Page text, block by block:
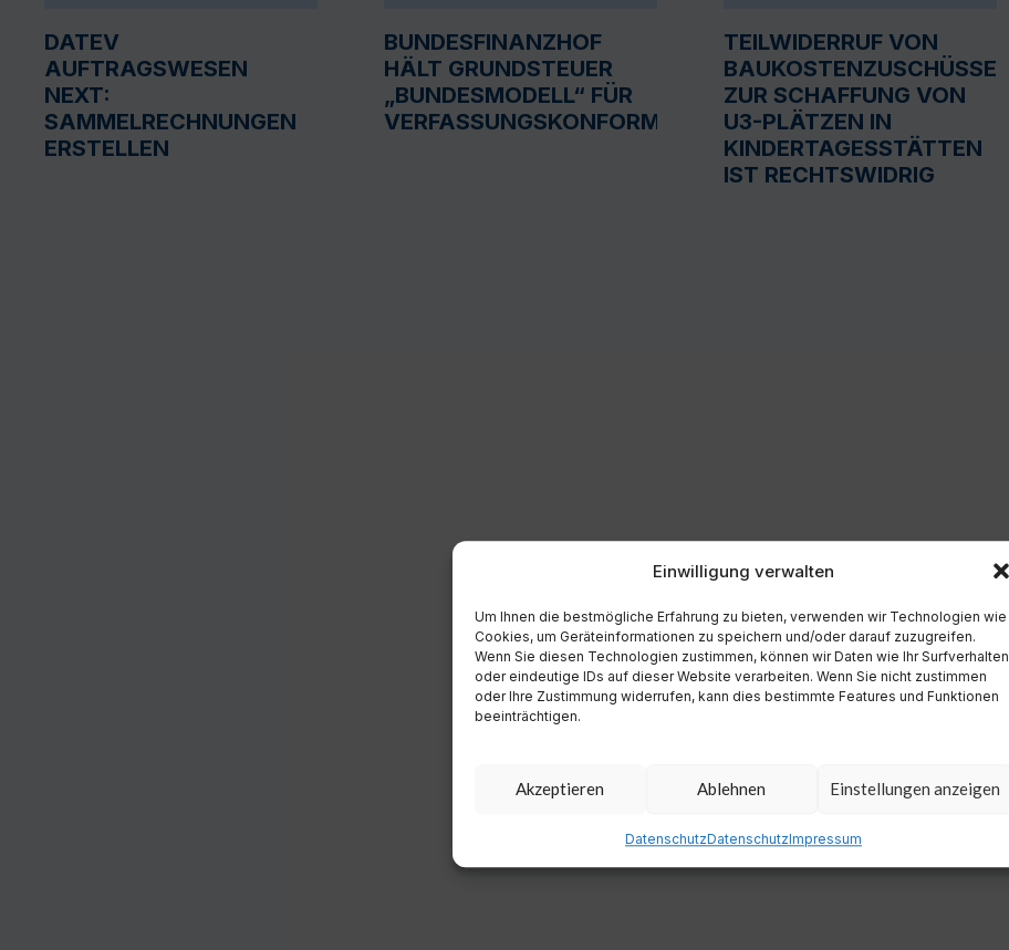
Einwilligung verwalten
Um Ihnen die bestmögliche Erfahrung zu bieten, verwenden wir Technologien wie
Cookies, um Geräteinformationen zu speichern und/oder darauf zuzugreifen.
Wenn Sie diesen Technologien zustimmen, können wir Daten wie Ihr Surfverhalten
oder eindeutige IDs auf dieser Website verarbeiten. Wenn Sie nicht zustimmen
oder Ihre Zustimmung widerrufen, kann dies bestimmte Features und Funktionen
beeinträchtigen.
Akzeptieren Ablehnen Einstellungen anzeigen
DatenschutzDatenschutzImpressum
DATEV
AUFTRAGSWESEN
NEXT:
SAMMELRECHNUNGEN
ERSTELLEN
BUNDESFINANZHOF
HÄLT GRUNDSTEUER
„BUNDESMODELL“ FÜR
VERFASSUNGSKONFORM
TEILWIDERRUF VON
BAUKOSTENZUSCHÜSSEN
ZUR SCHAFFUNG VON
U3-PLÄTZEN IN
KINDERTAGESSTÄTTEN
IST RECHTSWIDRIG